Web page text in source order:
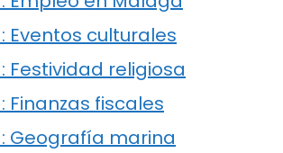
Eventos culturales
Festividad religiosa
Finanzas fiscales
Geografía marina